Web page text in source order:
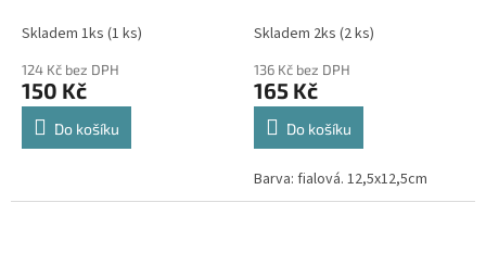
Skladem 1ks (1 ks)
124 Kč bez DPH
150 Kč
Do košíku
fialová
Skladem 2ks (2 ks)
136 Kč bez DPH
165 Kč
Do košíku
Barva: fialová. 12,5x12,5cm